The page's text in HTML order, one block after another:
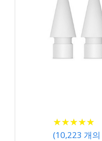
★★★★★
★★★★★
(10,223 개